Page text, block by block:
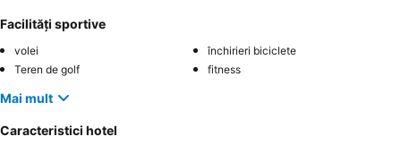
Facilități sportive
volei
închirieri biciclete
Teren de golf
fitness
Mai mult
Caracteristici hotel